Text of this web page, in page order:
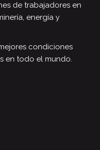
de trabajadores en
energía y
condiciones
en todo el mundo.